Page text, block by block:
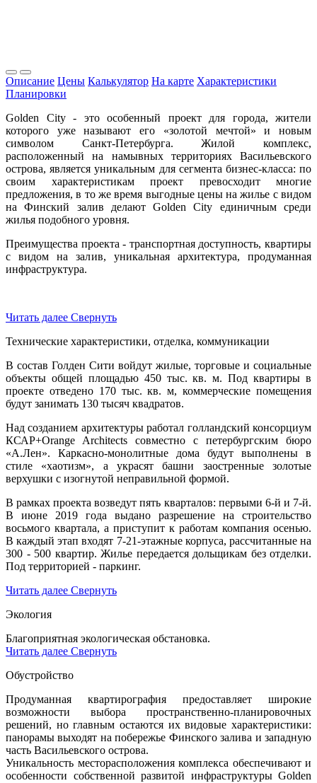
Описание Цены Калькулятор На карте Характеристики
Планировки
Golden City - это особенный проект для города, жители
которого уже называют его «золотой мечтой» и новым
символом Санкт-Петербурга. Жилой комплекс,
расположенный на намывных территориях Васильевского
острова, является уникальным для сегмента бизнес-класса: по
своим характеристикам проект превосходит многие
предложения, в то же время выгодные цены на жилье с видом
на Финский залив делают Golden City единичным среди
жилья подобного уровня.
Преимущества проекта - транспортная доступность, квартиры
с видом на залив, уникальная архитектура, продуманная
инфраструктура.
Читать далее Свернуть
Технические характеристики, отделка, коммуникации
В состав Голден Сити войдут жилые, торговые и социальные
объекты общей площадью 450 тыс. кв. м. Под квартиры в
проекте отведено 170 тыс. кв. м, коммерческие помещения
будут занимать 130 тысяч квадратов.
Над созданием архитектуры работал голландский консорциум
КСАР+Orange Architects совместно с петербургским бюро
«А.Лен». Каркасно-монолитные дома будут выполнены в
стиле «хаотизм», а украсят башни заостренные золотые
верхушки с изогнутой неправильной формой.
В рамках проекта возведут пять кварталов: первыми 6-й и 7-й.
В июне 2019 года выдано разрешение на строительство
восьмого квартала, а приступит к работам компания осенью.
В каждый этап входят 7-21-этажные корпуса, рассчитанные на
300 - 500 квартир. Жилье передается дольщикам без отделки.
Под территорией - паркинг.
Читать далее Свернуть
Экология
Благоприятная экологическая обстановка.
Читать далее Свернуть
Обустройство
Продуманная квартирография предоставляет широкие
возможности выбора пространственно-планировочных
решений, но главным остаются их видовые характеристики:
панорамы выходят на побережье Финского залива и западную
часть Васильевского острова.
Уникальность месторасположения комплекса обеспечивают и
особенности собственной развитой инфраструктуры Golden